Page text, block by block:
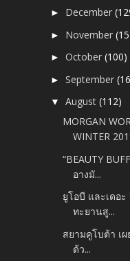
► December
► November
►October(100)
►September
▼August(112)
MORGAN
WINTER
“BEAUTY
อางมั...
ยูโอบี และเดอ
ทะยานสู...
สยามคูโบต้า เ
ด้ว...